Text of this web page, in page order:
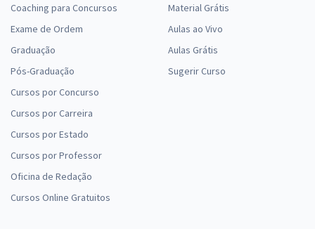
Coaching para Concursos
Exame de Ordem
Graduação
Pós-Graduação
Cursos por Concurso
Cursos por Carreira
Cursos por Estado
Cursos por Professor
Oficina de Redação
Cursos Online Gratuitos
Material Grátis
Aulas ao Vivo
Aulas Grátis
Sugerir Curso